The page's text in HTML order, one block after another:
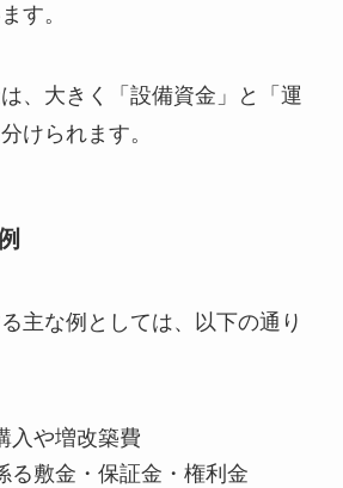
す。
、大きく「設備資金」と「運
けられます。
主な例としては、以下の通り
入や増改築費
る敷金・保証金・権利金